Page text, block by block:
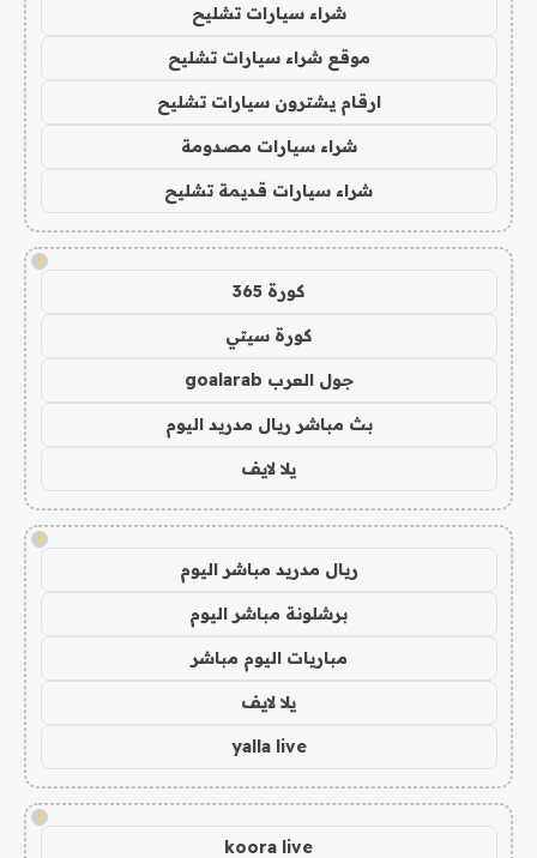
شراء سيارات تشليح
موقع شراء سيارات تشليح
ارقام يشترون سيارات تشليح
شراء سيارات مصدومة
شراء سيارات قديمة تشليح
!
كورة 365
كورة سيتي
جول العرب goalarab
بث مباشر ريال مدريد اليوم
يلا لايف
!
ريال مدريد مباشر اليوم
برشلونة مباشر اليوم
مباريات اليوم مباشر
يلا لايف
yalla live
!
koora live